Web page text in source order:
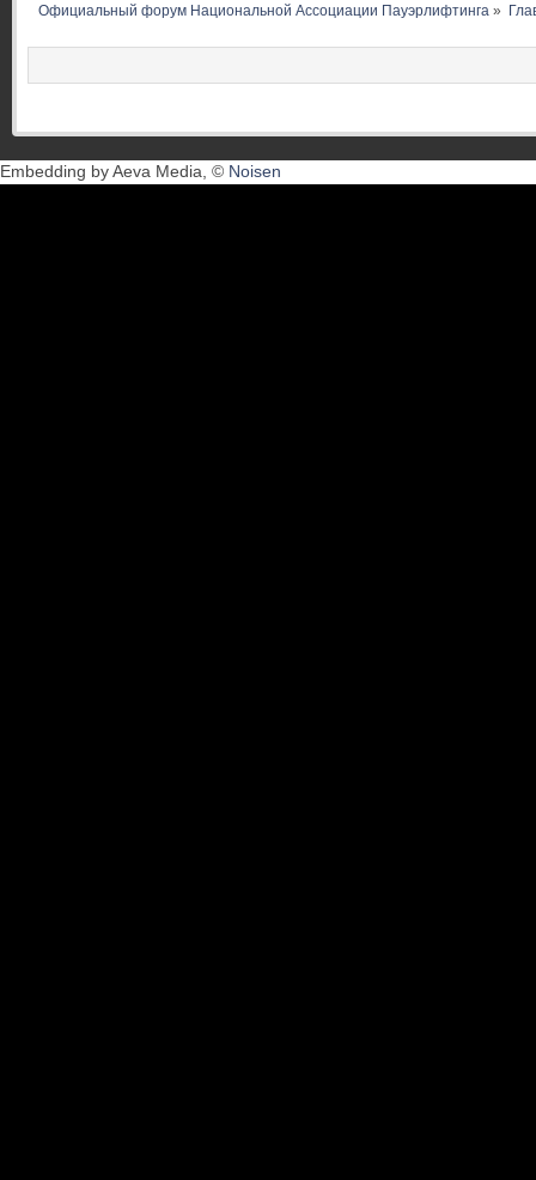
Официальный форум Национальной Ассоциации Пауэрлифтинга »
Embedding by Aeva Media, © Noisen